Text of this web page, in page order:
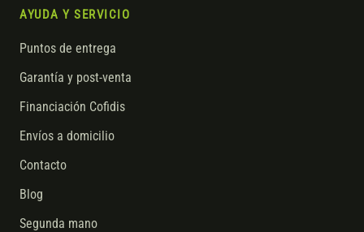
AYUDA Y SERVICIO
Puntos de entrega
Garantía y post-venta
Financiación Cofidis
Envíos a domicilio
Contacto
Blog
Segunda mano